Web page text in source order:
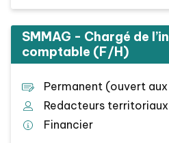
SMMAG - Chargé de
comptable (F/H)
Permanent (ouvert
Redacteurs territoriaux
Financier